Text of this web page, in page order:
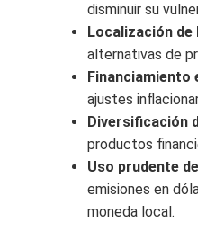
disminuir su
Localización de
alternativas de
Financiamiento
ajustes
Diversificación
productos
Uso prudente
emisiones en
moneda local.